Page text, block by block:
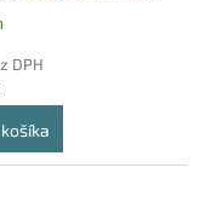
"Classic",
DPH